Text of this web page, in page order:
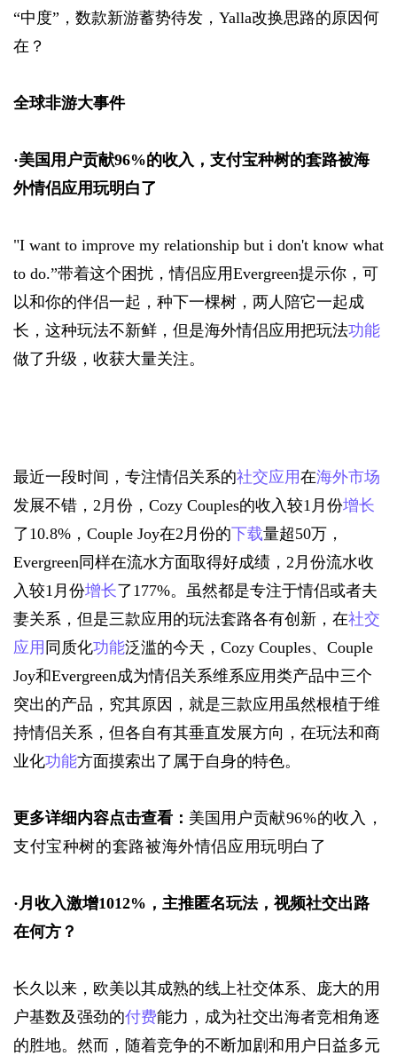
“中度”，数款新游蓄势待发，Yalla改换思路的原因何
在？
全球非游大事件
·美国用户贡献96%的收入，支付宝种树的套路被海
外情侣应用玩明白了
"I want to improve my relationship but i don't know what
to do.”带着这个困扰，情侣应用Evergreen提示你，可
以和你的伴侣一起，种下一棵树，两人陪它一起成
长，这种玩法不新鲜，但是海外情侣应用把玩法功能
做了升级，收获大量关注。
最近一段时间，专注情侣关系的社交应用在海外市场
发展不错，2月份，Cozy Couples的收入较1月份增长
了10.8%，Couple Joy在2月份的下载量超50万，
Evergreen同样在流水方面取得好成绩，2月份流水收
入较1月份增长了177%。虽然都是专注于情侣或者夫
妻关系，但是三款应用的玩法套路各有创新，在社交
应用 同质化功能泛滥的今天，Cozy Couples、Couple
Joy和Evergreen成为情侣关系维系应用类产品中三个
突出的产品，究其原因，就是三款应用虽然根植于维
持情侣关系，但各自有其垂直发展方向，在玩法和商
业化功能方面摸索出了属于自身的特色。
更多详细内容点击查看： 美国用 户贡献96%的收入，
支付宝种树的套路被海外情侣应用玩明白了
·月收入激增1012%，主推匿名玩法，视频社交出路
在何方？
长久以来，欧美以其成熟的线上社交体系、庞大的用
户基数及强劲的付费能力，成为社交出海者竞相角逐
的胜地。然而，随着竞争的不断加剧和用户日益多元